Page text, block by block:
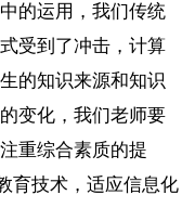
的运用，我们传统
受到了冲击，计算
的知识来源和知识
变化，我们老师要
重综合素质的提
育技术，适应信息化